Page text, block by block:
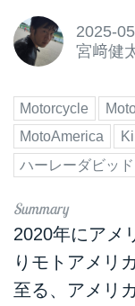
2025-
宮﨑健
Motorcycle
MotoAmerica
ハーレーダビッ
2020年にアメ
りモトアメリ
至る、アメリ